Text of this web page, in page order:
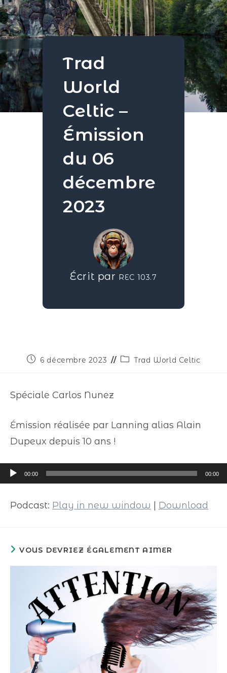
Trad
World
Celtic –
Émission
du 06
décembre
2023
Écrit par REC 103.7
6 décembre 2023 Trad World Celtic
Spéciale Carlos Nunez
Émission réalisée par Lanning alias Alain
Dupeux depuis 10 ans !
Lecteur
audio
00:00 00:00
Podcast: Play in new window Download
VOUS DEVRIEZ ÉGALEMENT AIMER